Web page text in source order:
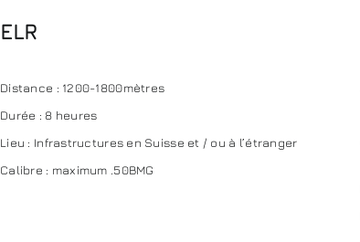
ELR
Distance : 1200-1800mètres
Durée : 8 heures
Lieu : Infrastructures en Suisse et / ou à l’étranger
Calibre : maximum .50BMG